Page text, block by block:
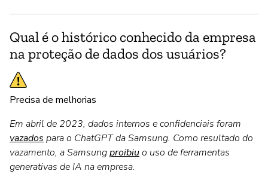
Qual é o histórico conhecido da empresa
na proteção de dados dos usuários?
Precisa de melhorias
Em abril de 2023, dados internos e confidenciais foram
vazados para o ChatGPT da Samsung. Como resultado do
vazamento, a Samsungproibiuo uso de ferramentas
generativas de IA na empresa.